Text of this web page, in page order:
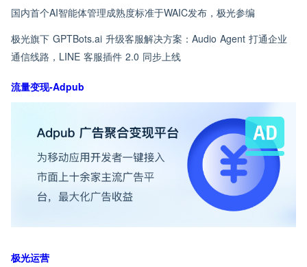
国内首个AI智能体管理成熟度标准于WAIC发布，极光参编
极光旗下 GPTBots.ai 升级客服解决方案：Audio Agent 打通企业
通信线路，LINE 客服插件 2.0 同步上线
流量变现-Adpub
极光运营